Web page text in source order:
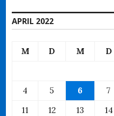
APRIL 2022
M D M D
4
5 6 7
11
12 13 14